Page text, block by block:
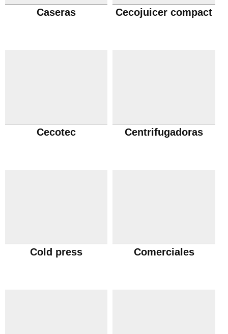
Caseras Cecojuicer compact
Cecotec Centrifugadoras
Cold press Comerciales